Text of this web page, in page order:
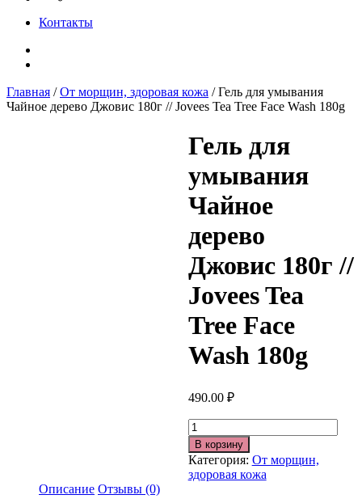
Контакты
Главная /От морщин, здоровая кожа / Гель для умывания
Чайное дерево Джовис 180г // Jovees Tea Tree Face Wash 180g
Гель для
умывания
Чайное
дерево
Джовис 180г //
Jovees Tea
Tree Face
Wash 180g
490.00 ₽
Количество
В корзину
Категория: От морщин,
здоровая кожа
Описание Отзывы (0)